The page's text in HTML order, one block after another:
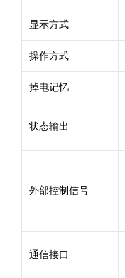
显示方式
操作方式
掉电记忆
状态输出
外部控制信号
通信接口